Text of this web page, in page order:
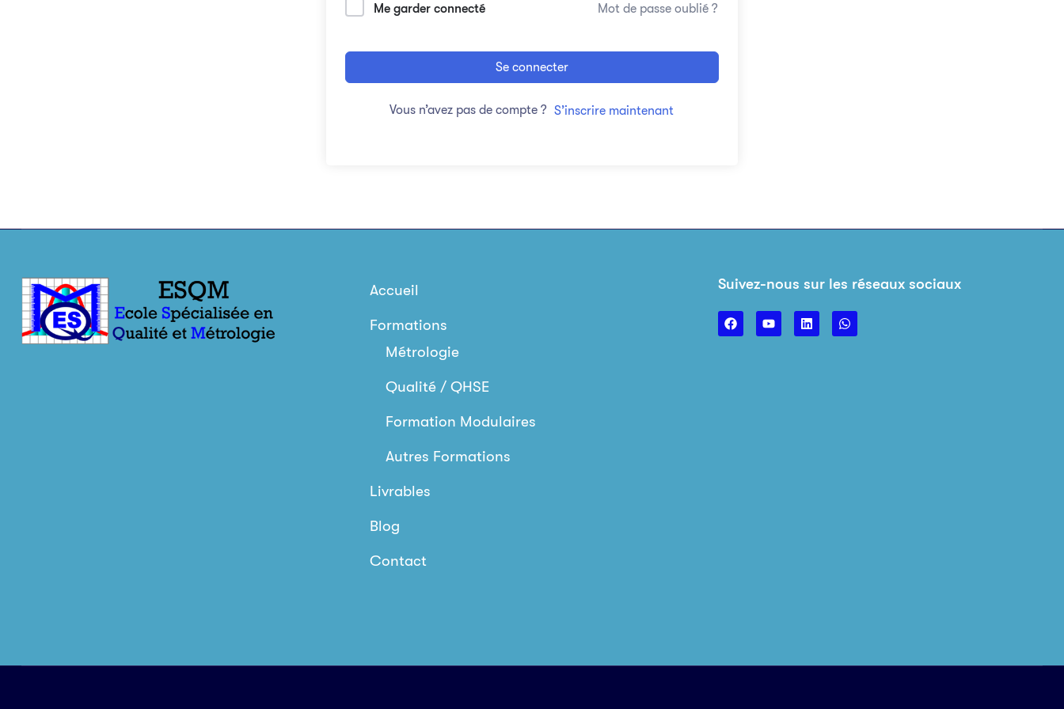
Me garder connecté Mot de passe oublié ?
Se connecter
Vous n’avez pas de compte ? S’inscrire maintenant
Accueil
Formations
Métrologie
Qualité / QHSE
Formation Modulaires
Autres Formations
Livrables
Blog
Contact
Suivez-nous sur les réseaux sociaux